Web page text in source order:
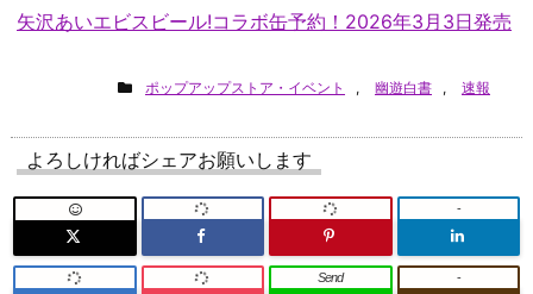
矢沢あいエビスビール!コラボ缶予約！2026年3月3日発売
ポップアップストア・イベント , 幽遊白書 , 速報
よろしければシェアお願いします
-
Send -